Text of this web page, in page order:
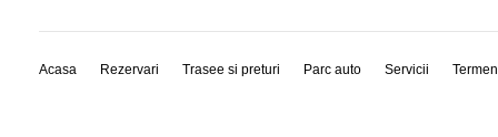
Acasa Rezervari Trasee si preturi Parc auto Servicii